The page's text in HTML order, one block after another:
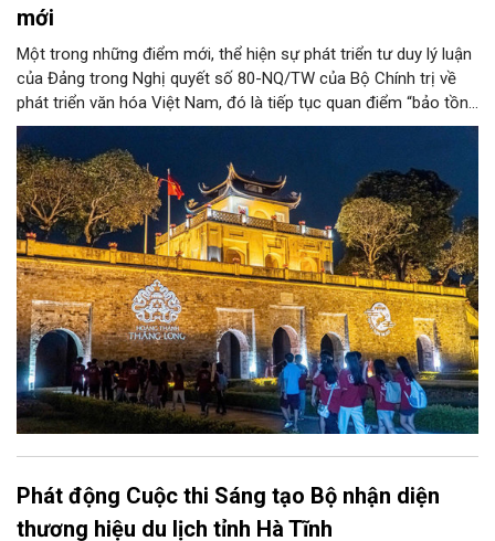
mới
Một trong những điểm mới, thể hiện sự phát triển tư duy lý luận
của Đảng trong Nghị quyết số 80-NQ/TW của Bộ Chính trị về
phát triển văn hóa Việt Nam, đó là tiếp tục quan điểm “bảo tồn
và phát huy giá trị di sản văn hóa gắn kết với phát triển kinh tế -
xã hội và du lịch”; đồng thời, nâng lên một tầm cao mới: “phát
triển kinh tế di sản”.
Phát động Cuộc thi Sáng tạo Bộ nhận diện
thương hiệu du lịch tỉnh Hà Tĩnh